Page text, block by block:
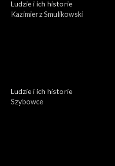
Ludzie i ich historie
Kazimierz Smulikowski
Ludzie i ich historie
Szybowce